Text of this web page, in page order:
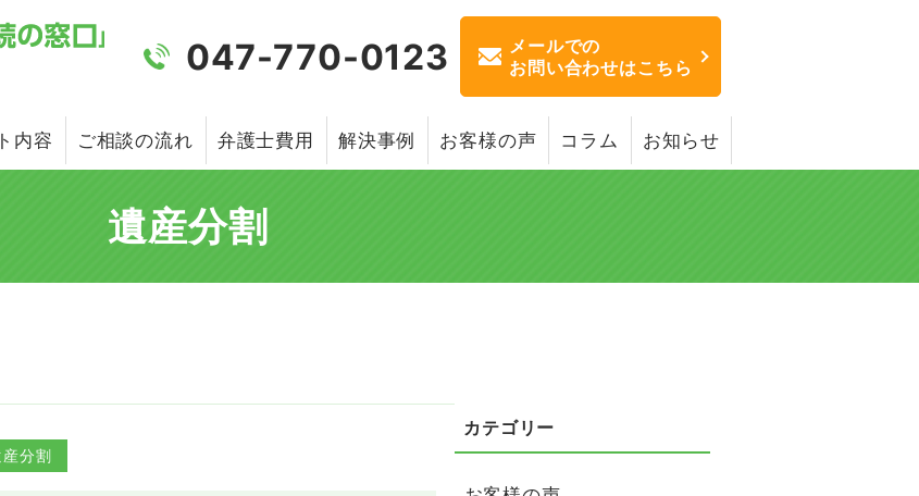
047-770-0123
メールでの
お問い合わせはこちら
内容 ご相談の流れ 弁護士費用 解決事例 お客様の声 コラム お知らせ
遺産分割
産分割